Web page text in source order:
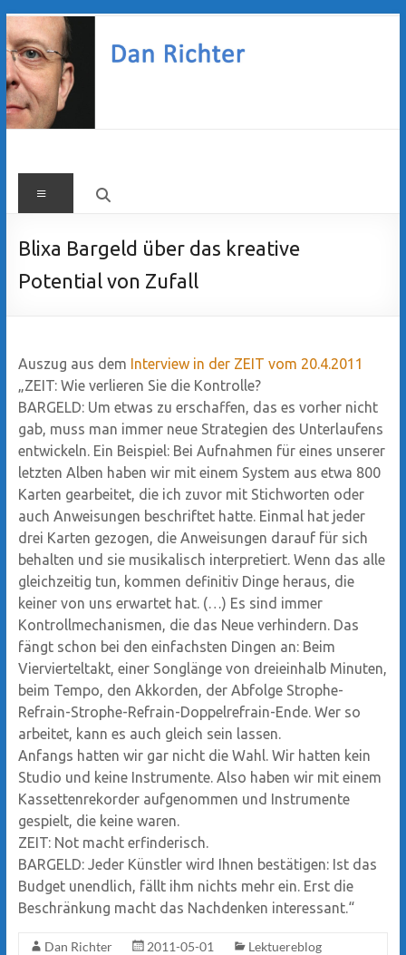
Zum
Inhalt
springen
Dan
Richter
Menü
Blixa Bargeld über das kreative
Potential von Zufall
Auszug aus dem Interview in der ZEIT vom 20.4.2011
„ZEIT: Wie verlieren Sie die Kontrolle?
BARGELD: Um etwas zu erschaffen, das es vorher nicht
gab, muss man immer neue Strategien des Unterlaufens
entwickeln. Ein Beispiel: Bei Aufnahmen für eines unserer
letzten Alben haben wir mit einem System aus etwa 800
Karten gearbeitet, die ich zuvor mit Stichworten oder
auch Anweisungen beschriftet hatte. Einmal hat jeder
drei Karten gezogen, die Anweisungen darauf für sich
behalten und sie musikalisch interpretiert. Wenn das alle
gleichzeitig tun, kommen definitiv Dinge heraus, die
keiner von uns erwartet hat. (…) Es sind immer
Kontrollmechanismen, die das Neue verhindern. Das
fängt schon bei den einfachsten Dingen an: Beim
Viervierteltakt, einer Songlänge von dreieinhalb Minuten,
beim Tempo, den Akkorden, der Abfolge Strophe-
Refrain-Strophe-Refrain-Doppelrefrain-Ende. Wer so
arbeitet, kann es auch gleich sein lassen.
Anfangs hatten wir gar nicht die Wahl. Wir hatten kein
Studio und keine Instrumente. Also haben wir mit einem
Kassettenrekorder aufgenommen und Instrumente
gespielt, die keine waren.
ZEIT: Not macht erfinderisch.
BARGELD: Jeder Künstler wird Ihnen bestätigen: Ist das
Budget unendlich, fällt ihm nichts mehr ein. Erst die
Beschränkung macht das Nachdenken interessant.“
Dan Richter 2011-05-01
Lektuereblog